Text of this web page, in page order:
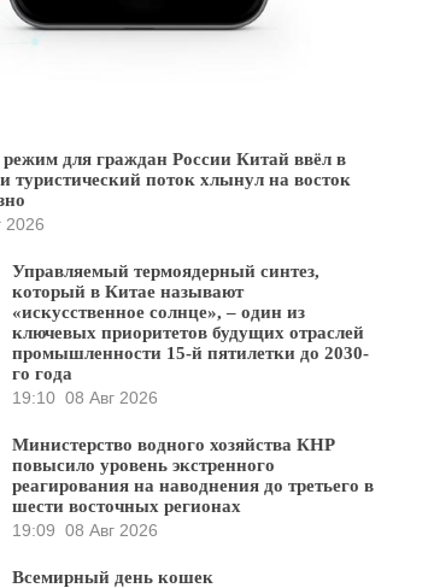
для граждан России Китай ввёл в
туристический поток хлынул на восток
2026
Управляемый термоядерный синтез,
который в Китае называют
«искусственное солнце», – один из
ключевых приоритетов будущих отраслей
промышленности 15-й пятилетки до 2030-
го года
19:10 08 Авг 2026
Министерство водного хозяйства КНР
повысило уровень экстренного
реагирования на наводнения до третьего в
шести восточных регионах
19:09 08 Авг 2026
Всемирный день кошек